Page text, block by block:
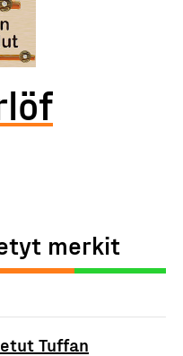
merkit
Tuffan